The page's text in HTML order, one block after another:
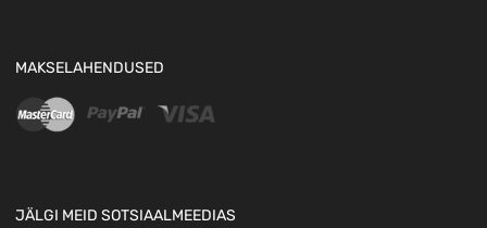
MAKSELAHENDUSED
JÄLGI MEID SOTSIAALMEEDIAS